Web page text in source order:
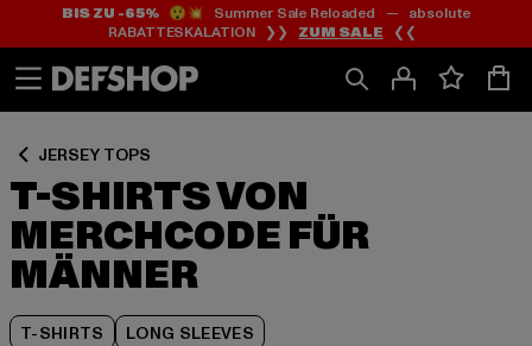
Zum
Inhalt
springen
Zum
Fußzeile
springen
BIS ZU -65%😲💥 Summer Sale Reloaded — absolute
RABATTESKALATION ❯❯ ZUM SALE ❮❮
JERSEY TOPS
T-SHIRTS VON
MERCHCODE FÜR
MÄNNER
T-SHIRTS LONG SLEEVES
Zum
Produktraster
springen